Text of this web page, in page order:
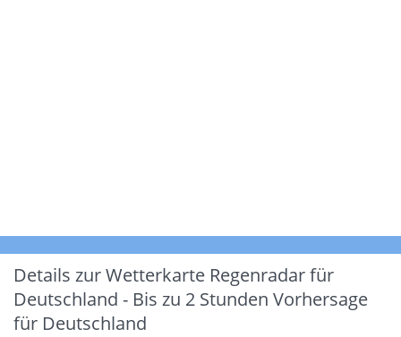
Details zur Wetterkarte Regenradar für
Deutschland - Bis zu 2 Stunden Vorhersage
für Deutschland